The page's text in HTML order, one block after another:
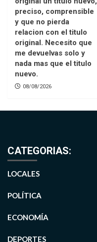
preciso, comprensible
y que no pierda
relacion con el titulo
original. Necesito que
me devuelvas solo y
nada mas que el titulo
nuevo.
08/08/2026
CATEGORIAS:
LOCALES
POLÍTICA
ECONOMÍA
DEPORTES